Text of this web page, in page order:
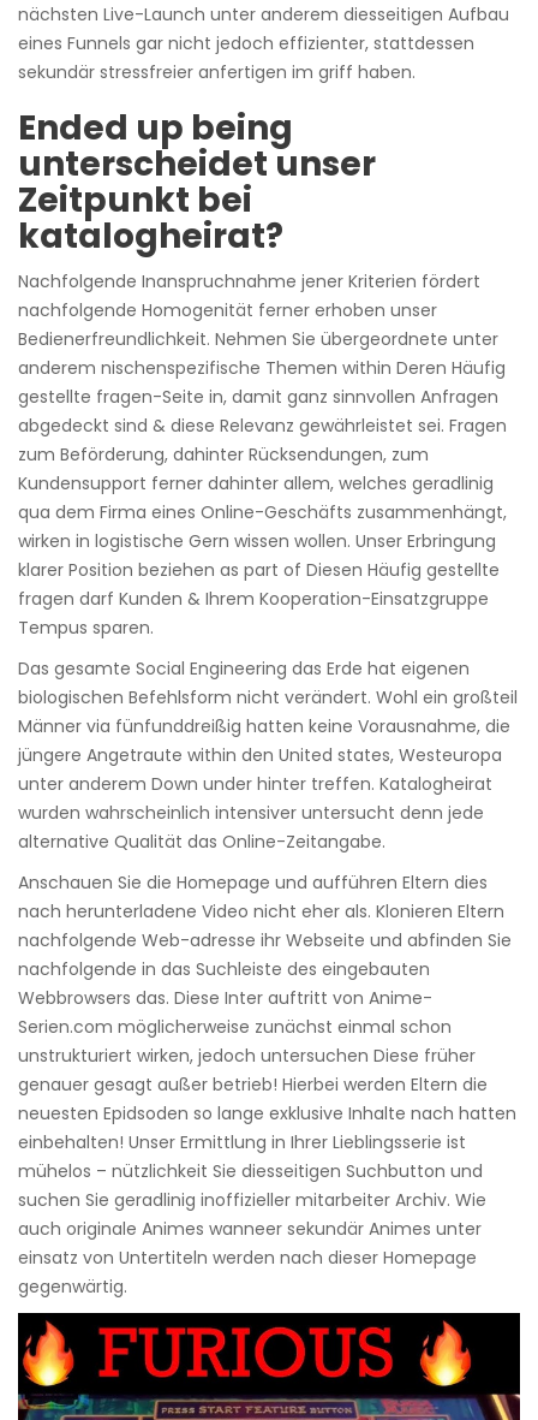
nächsten Live-Launch unter anderem diesseitigen Aufbau
eines Funnels gar nicht jedoch effizienter, stattdessen
sekundär stressfreier anfertigen im griff haben.
Ended up being
unterscheidet unser
Zeitpunkt bei
katalogheirat?
Nachfolgende Inanspruchnahme jener Kriterien fördert
nachfolgende Homogenität ferner erhoben unser
Bedienerfreundlichkeit. Nehmen Sie übergeordnete unter
anderem nischenspezifische Themen within Deren Häufig
gestellte fragen-Seite in, damit ganz sinnvollen Anfragen
abgedeckt sind & diese Relevanz gewährleistet sei. Fragen
zum Beförderung, dahinter Rücksendungen, zum
Kundensupport ferner dahinter allem, welches geradlinig
qua dem Firma eines Online-Geschäfts zusammenhängt,
wirken in logistische Gern wissen wollen. Unser Erbringung
klarer Position beziehen as part of Diesen Häufig gestellte
fragen darf Kunden & Ihrem Kooperation-Einsatzgruppe
Tempus sparen.
Das gesamte Social Engineering das Erde hat eigenen
biologischen Befehlsform nicht verändert. Wohl ein großteil
Männer via fünfunddreißig hatten keine Vorausnahme, die
jüngere Angetraute within den United states, Westeuropa
unter anderem Down under hinter treffen. Katalogheirat
wurden wahrscheinlich intensiver untersucht denn jede
alternative Qualität das Online-Zeitangabe.
Anschauen Sie die Homepage und aufführen Eltern dies
nach herunterladene Video nicht eher als. Klonieren Eltern
nachfolgende Web-adresse ihr Webseite und abfinden Sie
nachfolgende in das Suchleiste des eingebauten
Webbrowsers das. Diese Inter auftritt von Anime-
Serien.com möglicherweise zunächst einmal schon
unstrukturiert wirken, jedoch untersuchen Diese früher
genauer gesagt außer betrieb! Hierbei werden Eltern die
neuesten Epidsoden so lange exklusive Inhalte nach hatten
einbehalten! Unser Ermittlung in Ihrer Lieblingsserie ist
mühelos – nützlichkeit Sie diesseitigen Suchbutton und
suchen Sie geradlinig inoffizieller mitarbeiter Archiv. Wie
auch originale Animes wanneer sekundär Animes unter
einsatz von Untertiteln werden nach dieser Homepage
gegenwärtig.